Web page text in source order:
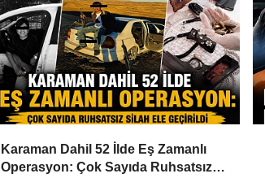
Karaman Dahil 52 İlde Eş Zamanlı
Operasyon: Çok Sayıda Ruhsatsız